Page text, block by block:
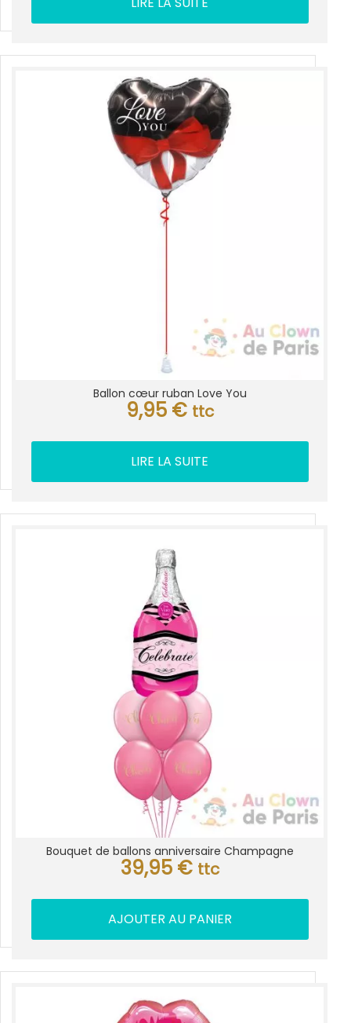
Ballon cœur ruban Love You
9,95 € ttc
LIRE LA SUITE
Bouquet de ballons anniversaire Champagne
39,95 € ttc
AJOUTER AU PANIER